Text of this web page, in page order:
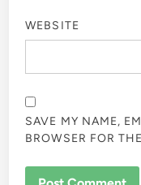
WEBSITE
SAVE MY NAME,
BROWSER FOR